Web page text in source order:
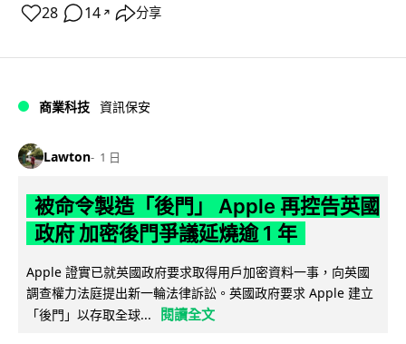
28 14 ↗ 分享
商業科技 資訊保安
Lawton 1 日
被命令製造「後門」 Apple 再控告英國
政府 加密後門爭議延燒逾 1 年
Apple 證實已就英國政府要求取得用戶加密資料一事，向英國
調查權力法庭提出新一輪法律訴訟。英國政府要求 Apple 建立
「後門」以存取全球...
閱讀全文